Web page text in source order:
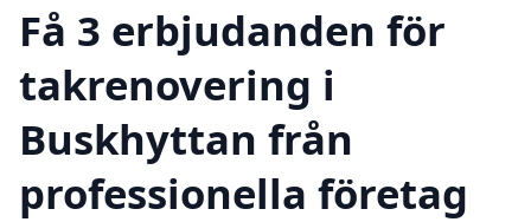
Få 3 erbjudanden för
takrenovering i
Buskhyttan från
professionella företag